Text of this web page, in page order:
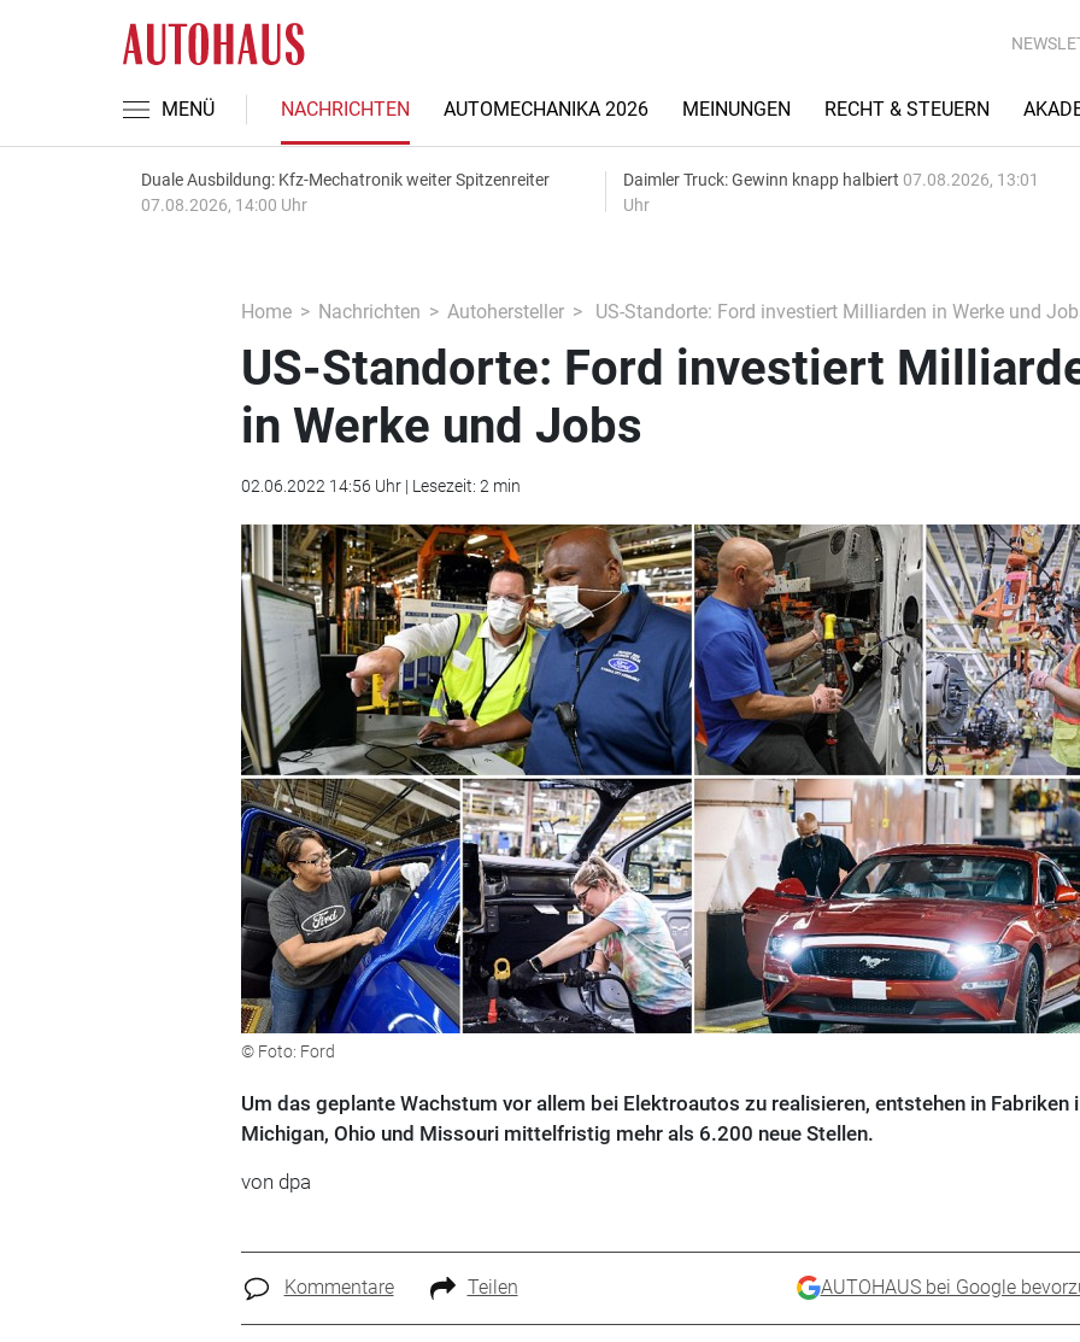
MENÜ NACHRICHTEN AUTOMECHANIKA 2026 MEINUNGEN RECHT & STEUERN
Duale Ausbildung: Kfz-Mechatronik weiter Spitzenreiter
07.08.2026, 14:00 Uhr
Daimler Truck: Gewinn knapp halbiert 07.08.2026, 13:01
Uhr
Home Nachrichten Autohersteller US-Standorte: Ford investiert Milliarden in Werke und
US-Standorte: Ford investiert
in Werke und Jobs
02.06.2022 14:56 Uhr | Lesezeit: 2 min
© Foto: Ford
Um das geplante Wachstum vor allem bei Elektroautos zu realisieren, entstehen in Fabriken
Michigan, Ohio und Missouri mittelfristig mehr als 6.200 neue Stellen.
von dpa
Kommentare Teilen AUTOHAUS bei Google